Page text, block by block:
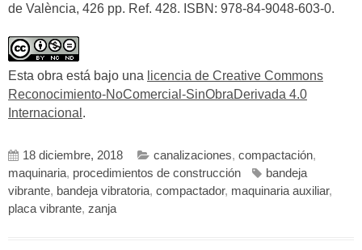
de València, 426 pp. Ref. 428. ISBN: 978-84-9048-603-0.
Esta obra está bajo una licencia de Creative Commons
Reconocimiento-NoComercial-SinObraDerivada 4.0
Internacional .
18 diciembre, 2018 canalizaciones, compactación,
maquinaria, procedimientos de construcción
bandeja
vibrante, bandeja vibratoria, compactador, maquinaria auxiliar,
placa vibrante, zanja